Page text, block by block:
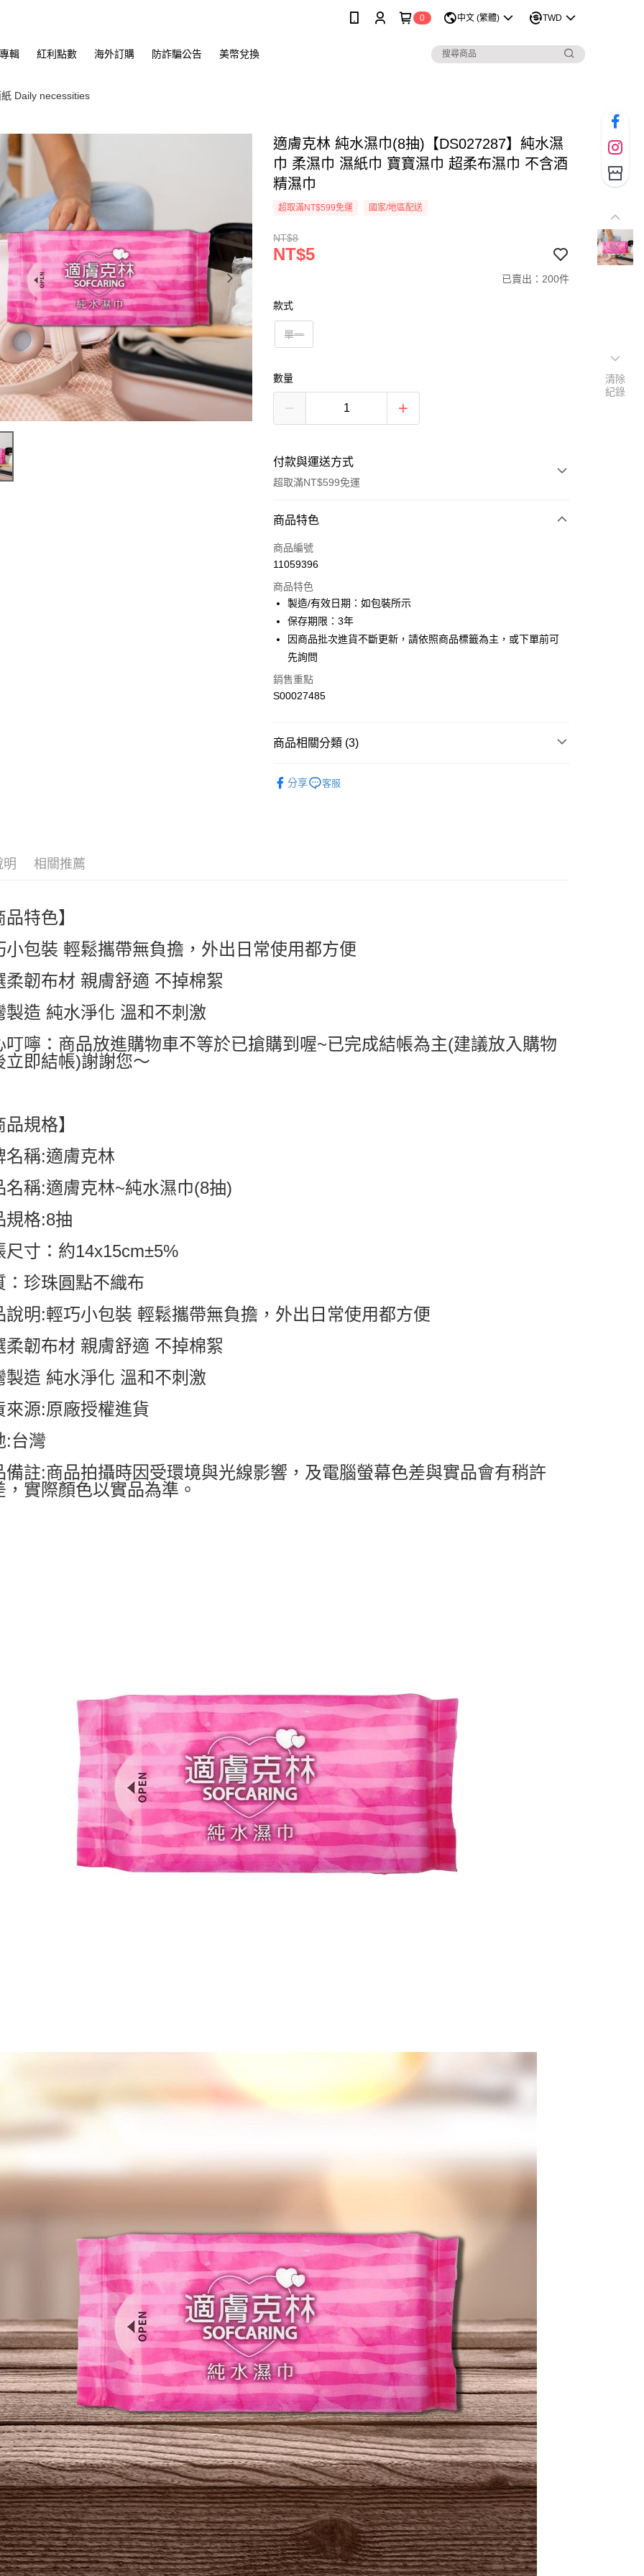
0 中文 (繁體) TWD
輯 紅利點數 海外訂購 防詐騙公告 美幣兌換
Daily necessities
適膚克林 純水濕巾(8抽)【DS027287】純水濕
巾 柔濕巾 濕紙巾 寶寶濕巾 超柔布濕巾 不含酒
精濕巾
超取滿NT$599免運 國家/地區配送
NT$8
NT$5
已賣出：200件
款式
單一
數量
付款與運送方式
超取滿NT$599免運
付款方式
信用卡一次付款
LINE Pay
Apple Pay
街口支付
全盈+PAY
運送方式
全家付款取貨
宅配
商品特色
商品編號
11059396
商品特色
製造/有效日期：如包裝所示
保存期限：3年
因商品批次進貨不斷更新，請依照商品標籤為主，或下單前可
先詢問
銷售重點
S00027485
商品相關分類 (3)
necessities
分享 客服
明 相關推薦
品特色】
小包裝 輕鬆攜帶無負擔，外出日常使用都方便
柔韌布材 親膚舒適 不掉棉絮
製造 純水淨化 溫和不刺激
叮嚀：商品放進購物車不等於已搶購到喔~已完成結帳為主(建議放入購物
立即結帳)謝謝您～
品規格】
名稱:適膚克林
名稱:適膚克林~純水濕巾(8抽)
規格:8抽
尺寸：約14x15cm±5%
：珍珠圓點不織布
說明:輕巧小包裝 輕鬆攜帶無負擔，外出日常使用都方便
柔韌布材 親膚舒適 不掉棉絮
製造 純水淨化 溫和不刺激
來源:原廠授權進貨
:台灣
備註:商品拍攝時因受環境與光線影響，及電腦螢幕色差與實品會有稍許
，實際顏色以實品為準。
清除
紀錄